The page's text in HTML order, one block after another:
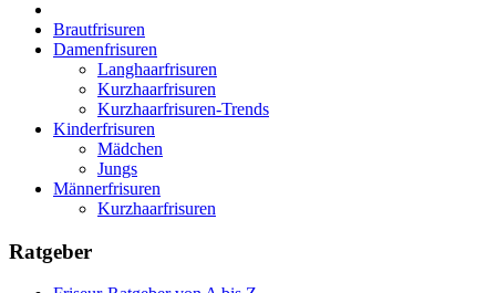
Brautfrisuren
Damenfrisuren
Langhaarfrisuren
Kurzhaarfrisuren
Kurzhaarfrisuren-Trends
Kinderfrisuren
Mädchen
Jungs
Männerfrisuren
Kurzhaarfrisuren
Ratgeber